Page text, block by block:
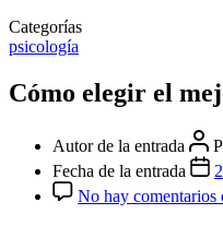
Categorías
psicología
Cómo elegir el
Autor de la entrada
Fecha de la entrada
No hay comentarios